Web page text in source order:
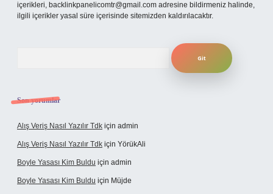
içerikleri, backlinkpanelicomtr@gmail.com adresine bildirmeniz halinde,
ilgili içerikler yasal süre içerisinde sitemizden kaldırılacaktır.
Son yorumlar
Alış Veriş Nasıl Yazılır Tdk için admin
Alış Veriş Nasıl Yazılır Tdk için YörükAli
Boyle Yasası Kim Buldu için admin
Boyle Yasası Kim Buldu için Müjde